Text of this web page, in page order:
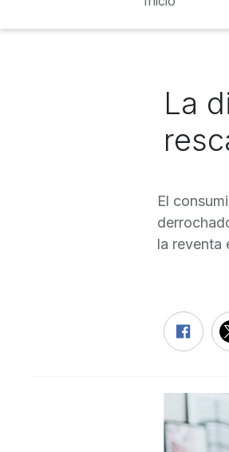
La
El
la reventa